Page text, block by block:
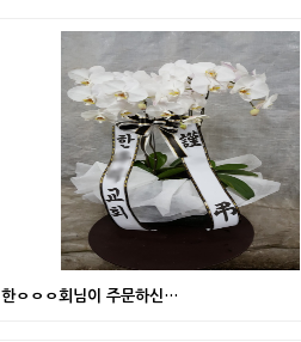
한ㅇㅇㅇ회님이 주문하신